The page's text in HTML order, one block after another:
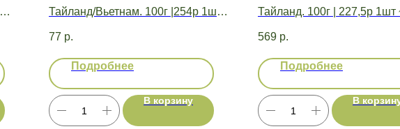
Тайланд/Вьетнам. 100г |254р 1шт
77 р.
Подробнее
В корзину
Тайланд. 100г | 227,5р 1шт
569 р.
Подробнее
В